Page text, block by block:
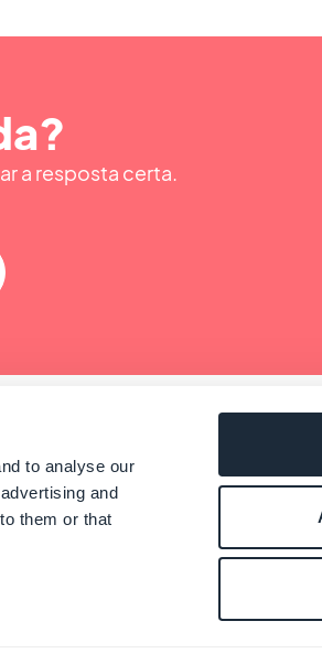
to analyse our
and
them or that
a resposta certa.